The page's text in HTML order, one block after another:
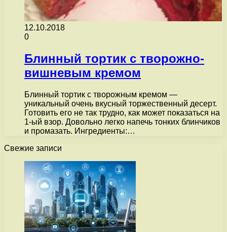
12.10.2018
0
Блинный тортик с творожно-
вишневым кремом
Блинный тортик с творожным кремом —
уникальный очень вкусный торжественный десерт.
Готовить его не так трудно, как может показаться на
1-ый взор. Довольно легко напечь тонких блинчиков
и промазать. Ингредиенты:…
Свежие записи